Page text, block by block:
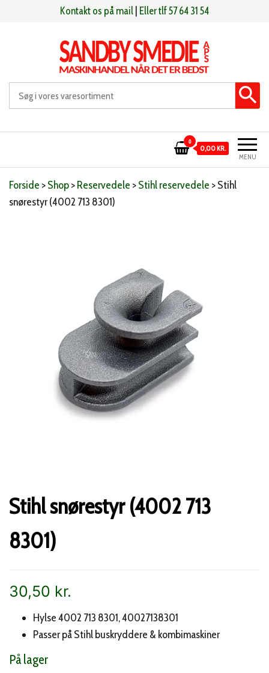
Kontakt os på mail Eller tlf 57 64 31 54
Sandby smeden Maskinhandel når det er bedst
MENU
0
0,00 KR.
Forside >Shop>Reservedele >Stihl reservedele >Stihl
snørestyr (4002 713 8301)
Stihl snørestyr (4002 713
8301)
30,50 kr.
Hylse 4002 713 8301, 40027138301
Passer på Stihl buskryddere & kombimaskiner
På lager